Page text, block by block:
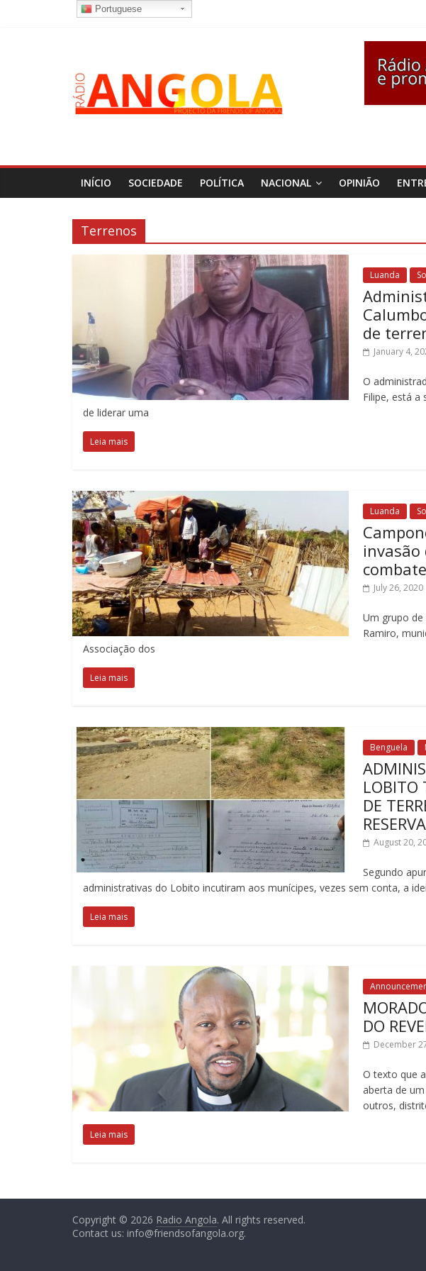
INÍCIO SOCIEDADE POLÍTICA NACIONAL OPINIÃO
Terrenos
Luanda
de
January 4,
O
Filipe, está a
de liderar uma
Leia mais
Luanda
July 26, 2020
Um grupo
Ramiro,
Associação dos
Leia mais
Benguela
LOBITO
DE
August 20,
Segundo
administrativas do Lobito incutiram aos munícipes, vezes sem conta, a
Leia mais
DO
December
O texto que
aberta de
outros,
Leia mais
Copyright © 2026 Radio Angola. All rights reserved.
Contact us: info@friendsofangola.org.
Portuguese